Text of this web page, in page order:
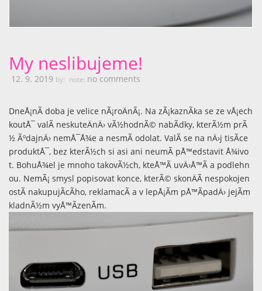
My neslibujeme!
12. 9. 2019 by: note: no comments
DneÅ¡nÃ­ doba je velice nÃ¡roÄnÃ¡. Na zÃ¡kaznÃ­ka se ze vÅ¡ech
koutÅ¯ valÃ­ neskuteÄnÄ› vÃ½hodnÃ© nabÃ­dky, kterÃ½m prÃ
½ ÃºdajnÄ› nemÅ¯Å¾e a nesmÃ­ odolat. ValÃ­ se na nÄ›j tisÃ­ce
produktÅ¯, bez kterÃ½ch si asi ani neumÃ­ pÅ™edstavit Å¾ivo
t. BohuÅ¾el je mnoho takovÃ½ch, kteÅ™Ã­ uvÄ›Å™Ã­ a podlehn
ou. NemÃ¡ smysl popisovat konce, kterÃ© skonÄÃ­ nespokojen
ostÃ­ nakupujÃ­cÃ­ho, reklamacÃ­ a v lepÅ¡Ã­m pÅ™Ã­padÄ› jejÃ­m
kladnÃ½m vyÅ™Ã­zenÃ­m.